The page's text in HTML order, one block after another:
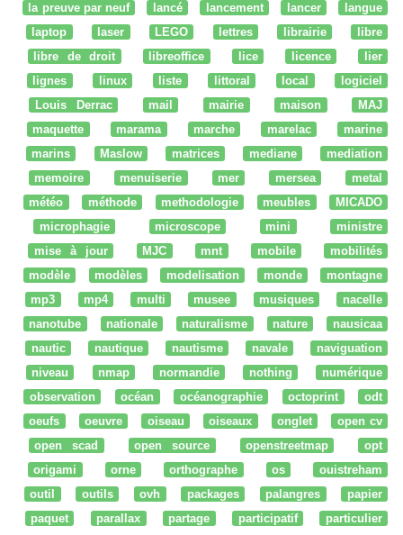
la preuve par neuf
lancé lancement lancer
langue
laptop
laser LEGO lettres librairie
libre
libre de droit
libreoffice lice licence
lier
lignes
linux liste littoral local
logiciel
Louis Derrac
mail mairie maison
MAJ
maquette
marama marche marelac
marine
marins
Maslow matrices mediane
mediation
memoire
menuiserie mer mersea
metal
météo
méthode methodologie meubles
MICADO
microphagie
microscope mini
ministre
mise à jour
MJC mnt mobile
mobilités
modèle
modèles modelisation monde
montagne
mp3
mp4 multi musee musiques
nacelle
nanotube
nationale naturalisme nature
nausicaa
nautic
nautique nautisme navale
naviguation
niveau
nmap normandie nothing
numérique
observation
océan océanographie octoprint
odt
oeufs
oeuvre oiseau oiseaux onglet
open cv
open scad
open source openstreetmap
opt
origami
orne orthographe os
ouistreham
outil
outils ovh packages palangres
papier
paquet
parallax partage participatif
particulier